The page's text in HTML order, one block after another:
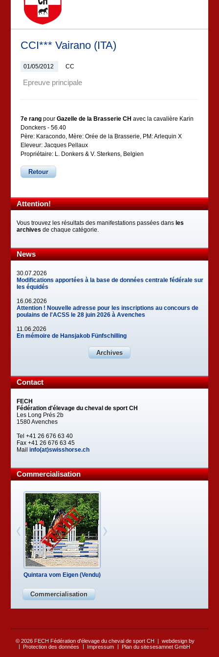
CCI*** Vairano (ITA)
01/05/2012 CC
Epreuve principale
7e rang pourGazelle de la Brasserie CH avec la cavalière Karin
Donckers - 56.40
Père: Karacondo, Mère: Orée de la Brasserie, PM: Arlequin X
Eleveur: Jacques Pellaux
Propriétaire: L. Donkers & V. Sterkens, Belgien
Retour
Attention!
Vous trouvez les résultats des manifestations passées dans les
archives de chaque catégorie.
News
30.07.2026
Modifications apportées à la base de données centrale fédérale sur
les équidés
16.06.2026
Attention ! Nouvelle adresse pour les inscriptions au concours de
poulains de l'ACSS le 28 juin 2026 à Avenches
11.06.2026
En mémoire de Hansjakob Fünfschilling
Archives
Contact
FECH
Fédération d'élevage du cheval de sport CH
Les Long Prés 2b
1580 Avenches
Tel +41 26 676 63 40
Fax +41 26 676 63 45
Mailinfo(at)swisshorse.ch
Commercialisation
Quintara vom Eigen (Vendu)
Commercialisation
© 2026 FECH Fédération d'élevage du cheval de sport CH
Protection des données
Impressum Plan du site
webdesign by
sesamnet GmbH